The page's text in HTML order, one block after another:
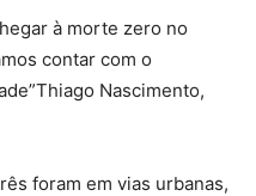
à morte zero no
contar com o
Nascimento,
foram em vias urbanas,